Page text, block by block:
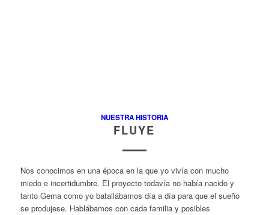
NUESTRA HISTORIA
FLUYE
Nos conocimos en una época en la que yo vivía con mucho
miedo e incertidumbre. El proyecto todavía no había nacido y
tanto Gema como yo batallábamos día a día para que el sueño
se produjese. Hablábamos con cada familia y posibles